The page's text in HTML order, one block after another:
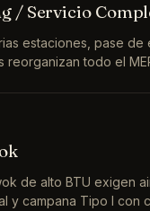
/ Servicio
estaciones, pase de
reorganizan todo el
de alto BTU exigen
y campana Tipo I con